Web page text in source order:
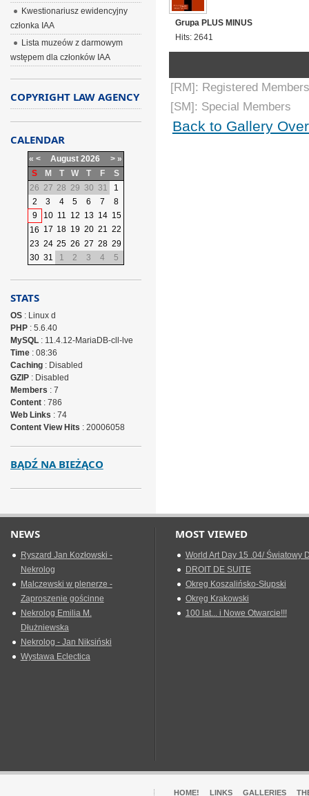
Grupa PLUS MINUS
Hits: 2641
[RM]: Registered
[SM]: Special Members
Back to Gallery
Kwestionariusz ewidencyjny
członka IAA
Lista muzeów z darmowym
wstępem dla członków IAA
COPYRIGHT LAW AGENCY
CALENDAR
« < August 2026 > »
S
M T W T F
S
26 27 28 29 30 31
1
2
3 4 5 6 7
8
9
10 11 12 13 14 15
16 17 18 19 20 21 22
23 24 25 26 27 28 29
30 31 1 2 3 4 5
STATS
OS: Linux d
PHP: 5.6.40
MySQL: 11.4.12-MariaDB-cll-lve
Time: 08:36
Caching: Disabled
GZIP: Disabled
Members : 7
Content: 786
Web Links : 74
Content View Hits : 20006058
BĄDŹ NA BIEŻĄCO
NEWS
Ryszard Jan Kozłowski -
Nekrolog
Malczewski w plenerze -
Zaproszenie gościnne
Nekrolog Emilia M.
Dłużniewska
Nekrolog - Jan Niksiński
Wystawa Eclectica
MOST VIEWED
World Art Day 15 .04/ Światowy
DROIT DE SUITE
Okreg Koszalińsko-Słupski
Okręg Krakowski
100 lat... i Nowe Otwarcie!!!
HOME! LINKS GALLERIES